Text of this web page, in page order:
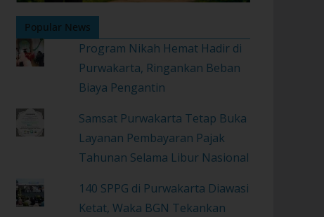
Popular News
Program Nikah Hemat Hadir di
Purwakarta, Ringankan Beban
Biaya Pengantin
Samsat Purwakarta Tetap Buka
Layanan Pembayaran Pajak
Tahunan Selama Libur Nasional
140 SPPG di Purwakarta Diawasi
Ketat, Waka BGN Tekankan